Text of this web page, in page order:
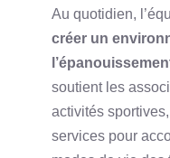
Au quotidien,
créer un
soutient les
activités
services pour